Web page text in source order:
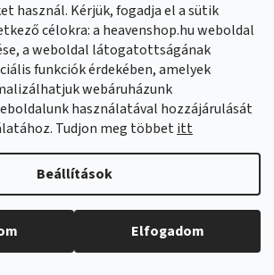
használ. Kérjük, fogadja el a sütik
célokra: a heavenshop.hu weboldal
a weboldal látogatottságának
funkciók érdekében, amelyek
webáruházunk
használatával hozzájárulását
Tudjon meg többetitt
Beállítások
Elfogadom
arany
db )
Mexen Ava,
konglomerátum asztali
mosogató B/O 50 x 38
cm, fekete matt,
23015070
Külső raktáron (>20 db
69 390 Ft